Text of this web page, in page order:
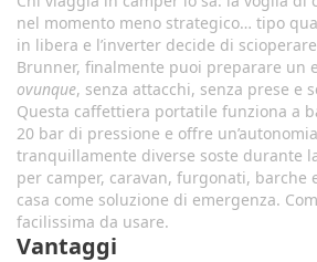
nel momento meno strategico… tipo
in libera e l’inverter decide di
Brunner, finalmente puoi preparare un
ovunque, senza attacchi, senza prese e
Questa caffettiera portatile funziona a
20 bar di pressione e offre
tranquillamente diverse soste durante
per camper, caravan, furgonati, barche
casa come soluzione di emergenza.
facilissima da usare.
Vantaggi